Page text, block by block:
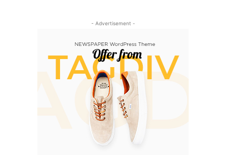
- Advertisement -